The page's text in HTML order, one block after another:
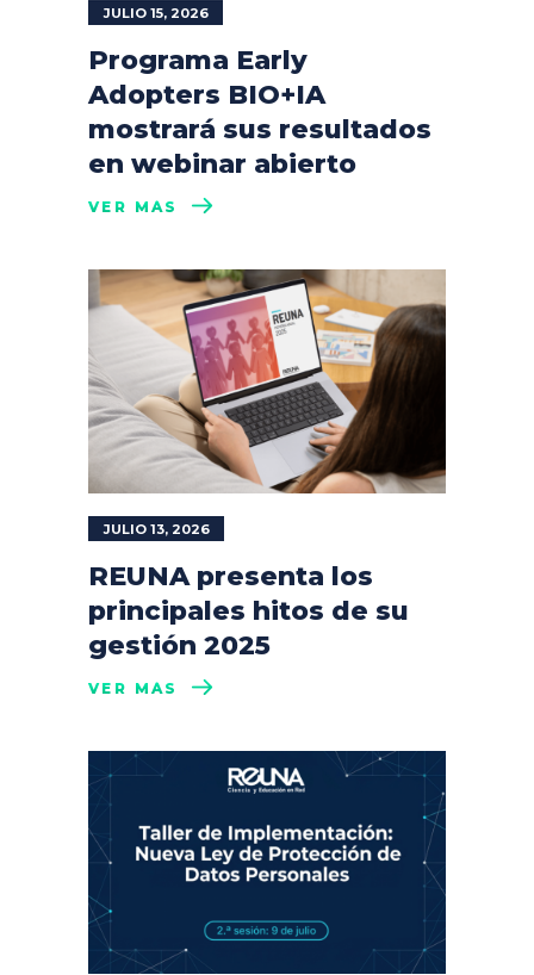
JULIO 15, 2026
Programa Early
Adopters BIO+IA
mostrará sus resultados
en webinar abierto
VER MÁS
JULIO 13, 2026
REUNA presenta los
principales hitos de su
gestión 2025
VER MÁS